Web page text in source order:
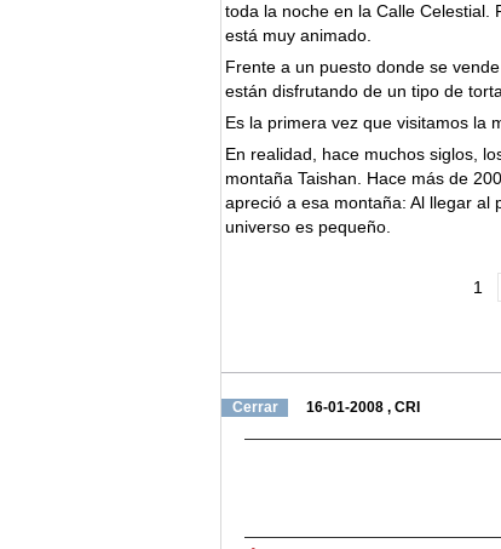
toda la noche en la Calle Celestial.
está muy animado.
Frente a un puesto donde se
están disfrutando de un tipo de
Es la primera vez que visitamos la
En realidad, hace muchos siglos,
montaña Taishan. Hace más de
apreció a esa montaña: Al llegar al
universo es pequeño.
1
Cerrar 16-01-2008 , CRI